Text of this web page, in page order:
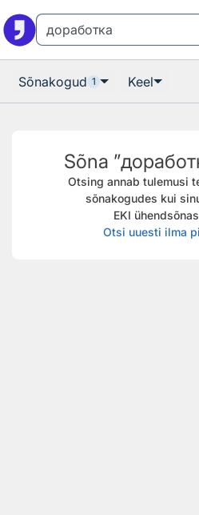
Sõnakogud 1 Keel
Sõna
Otsing annab tulemusi
sõnakogudes kui
EKI
Otsi uuesti ilma